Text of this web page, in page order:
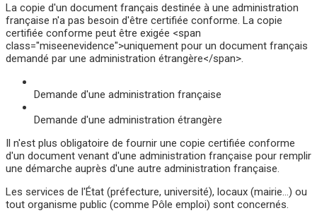
La copie d'un document français destinée à une administration
française n'a pas besoin d'être certifiée conforme. La copie
certifiée conforme peut être exigée <span
class="miseenevidence">uniquement pour un document français
demandé par une administration étrangère</span>.
Demande d'une administration française
Demande d'une administration étrangère
Il n'est plus obligatoire de fournir une copie certifiée conforme
d'un document venant d'une administration française pour remplir
une démarche auprès d'une autre administration française.
Les services de l'État (préfecture, université), locaux (mairie…) ou
tout organisme public (comme Pôle emploi) sont concernés.